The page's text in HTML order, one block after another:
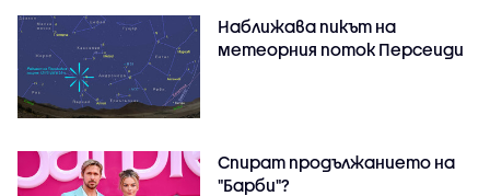
Наближава пикът на
метеорния поток Персеиди
Спират продължанието на
"Барби"?